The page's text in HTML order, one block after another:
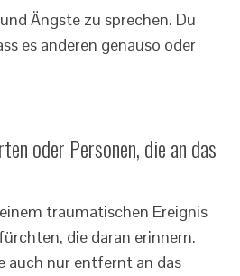
Ängste zu sprechen. Du
es anderen genauso oder
oder Personen, die an das
traumatischen Ereignis
die daran erinnern.
auch nur entfernt an das